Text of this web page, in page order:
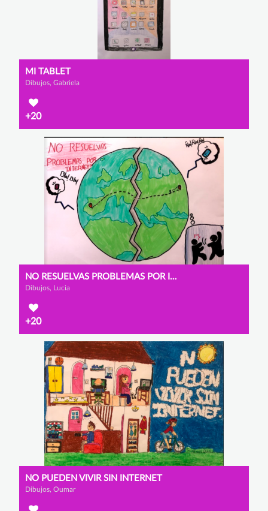
MI TABLET
Dibujos, Gabriela
+20
NO RESUELVAS PROBLEMAS POR INTERNET
Dibujos, Lucia
+20
NO PUEDEN VIVIR SIN INTERNET
Dibujos, Oumar